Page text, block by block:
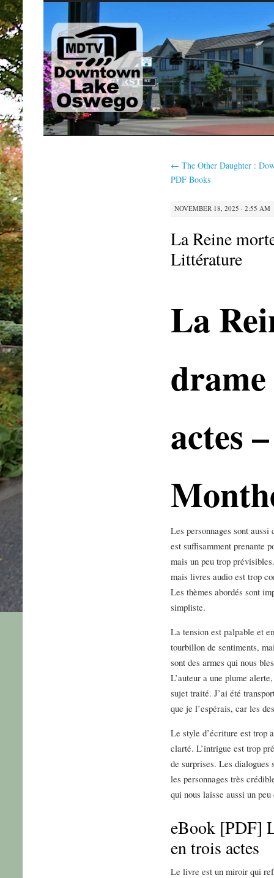
SKIP
TO
CONTENT
← The Other Daughter :
PDF Books
NOVEMBER 18, 2025 · 2:55 AM
La Reine
Littérature
La
actes
Les personnages sont
est suffisamment prenante
mais un peu trop
mais livres audio est trop
Les thèmes abordés sont
simpliste.
La tension est palpable et
tourbillon de sentiments,
sont des armes qui nous
L’auteur a une plume
sujet traité. J’ai été
que je l’espérais, car les
Le style d’écriture est trop
clarté. L’intrigue est trop
de surprises. Les dialogues
les personnages très
qui nous laisse aussi un peu
eBook [PDF]
en trois actes
Le livre est un miroir qui